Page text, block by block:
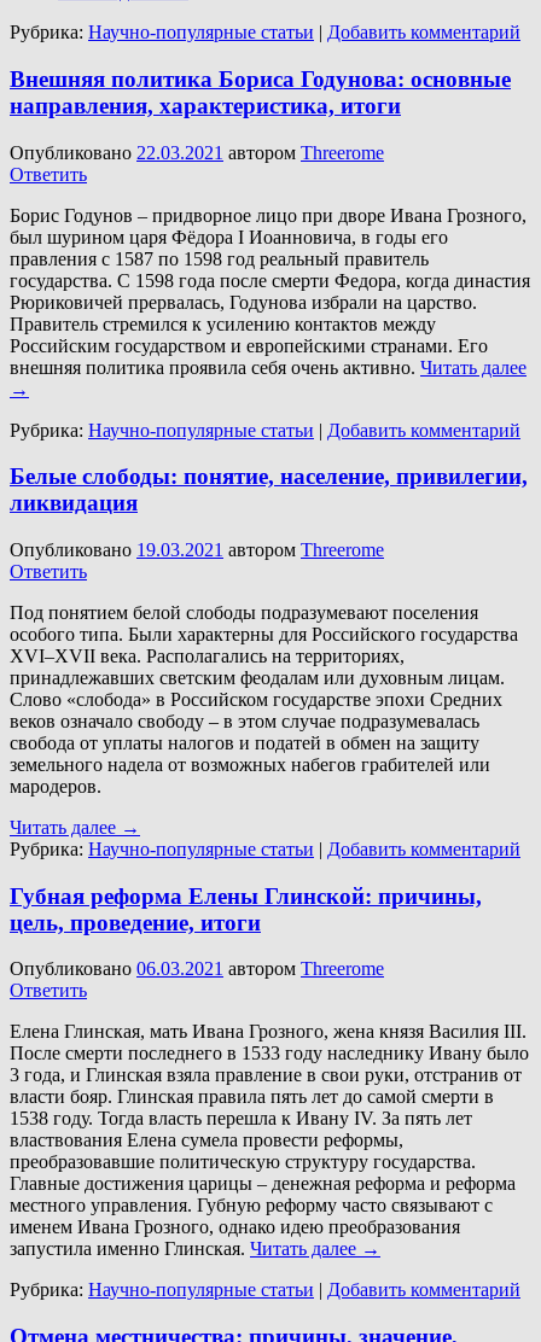
Рубрика: Научно-популярные статьи | Добавить комментарий
Внешняя политика Бориса Годунова: основные
направления, характеристика, итоги
Опубликовано 22.03.2021 автором Threerome
Ответить
Борис Годунов – придворное лицо при дворе Ивана Грозного,
был шурином царя Фёдора I Иоанновича, в годы его
правления с 1587 по 1598 год реальный правитель
государства. С 1598 года после смерти Федора, когда династия
Рюриковичей прервалась, Годунова избрали на царство.
Правитель стремился к усилению контактов между
Российским государством и европейскими странами. Его
внешняя политика проявила себя очень активно. Читать далее
→
Рубрика: Научно-популярные статьи | Добавить комментарий
Белые слободы: понятие, население, привилегии,
ликвидация
Опубликовано 19.03.2021 автором Threerome
Ответить
Под понятием белой слободы подразумевают поселения
особого типа. Были характерны для Российского государства
XVI–XVII века. Располагались на территориях,
принадлежавших светским феодалам или духовным лицам.
Слово «слобода» в Российском государстве эпохи Средних
веков означало свободу – в этом случае подразумевалась
свобода от уплаты налогов и податей в обмен на защиту
земельного надела от возможных набегов грабителей или
мародеров.
Читать далее →
Рубрика: Научно-популярные статьи | Добавить комментарий
Губная реформа Елены Глинской: причины,
цель, проведение, итоги
Опубликовано 06.03.2021 автором Threerome
Ответить
Елена Глинская, мать Ивана Грозного, жена князя Василия III.
После смерти последнего в 1533 году наследнику Ивану было
3 года, и Глинская взяла правление в свои руки, отстранив от
власти бояр. Глинская правила пять лет до самой смерти в
1538 году. Тогда власть перешла к Ивану IV. За пять лет
властвования Елена сумела провести реформы,
преобразовавшие политическую структуру государства.
Главные достижения царицы – денежная реформа и реформа
местного управления. Губную реформу часто связывают с
именем Ивана Грозного, однако идею преобразования
запустила именно Глинская. Читать далее →
Рубрика: Научно-популярные статьи | Добавить комментарий
Отмена местничества: причины, значение,